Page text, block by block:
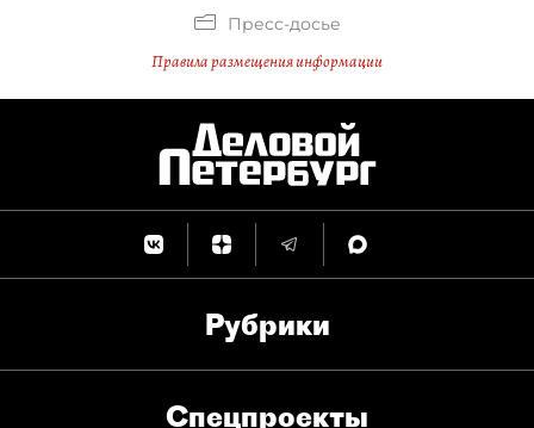
Пресс-досье
Правила размещения информации
Рубрики
Спец­проекты